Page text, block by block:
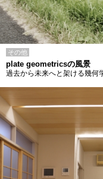
その他
plate geometricsの風景
過去から未来へと架ける幾何